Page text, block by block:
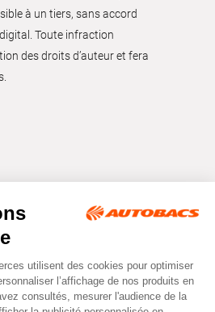
à un tiers, sans accord
Toute infraction
des droits d’auteur et fera
© Autobacs
RGPD
CGV